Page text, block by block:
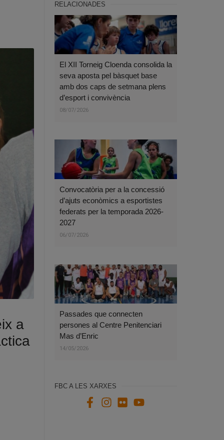
a
RELACIONADES
El XII Torneig Cloenda consolida la
seva aposta pel bàsquet base
amb dos caps de setmana plens
d’esport i convivència
08/07/2026
Convocatòria per a la concessió
d’ajuts econòmics a esportistes
federats per la temporada 2026-
2027
06/07/2026
Passades que connecten
persones al Centre Penitenciari
Mas d’Enric
14/05/2026
FBC A LES XARXES